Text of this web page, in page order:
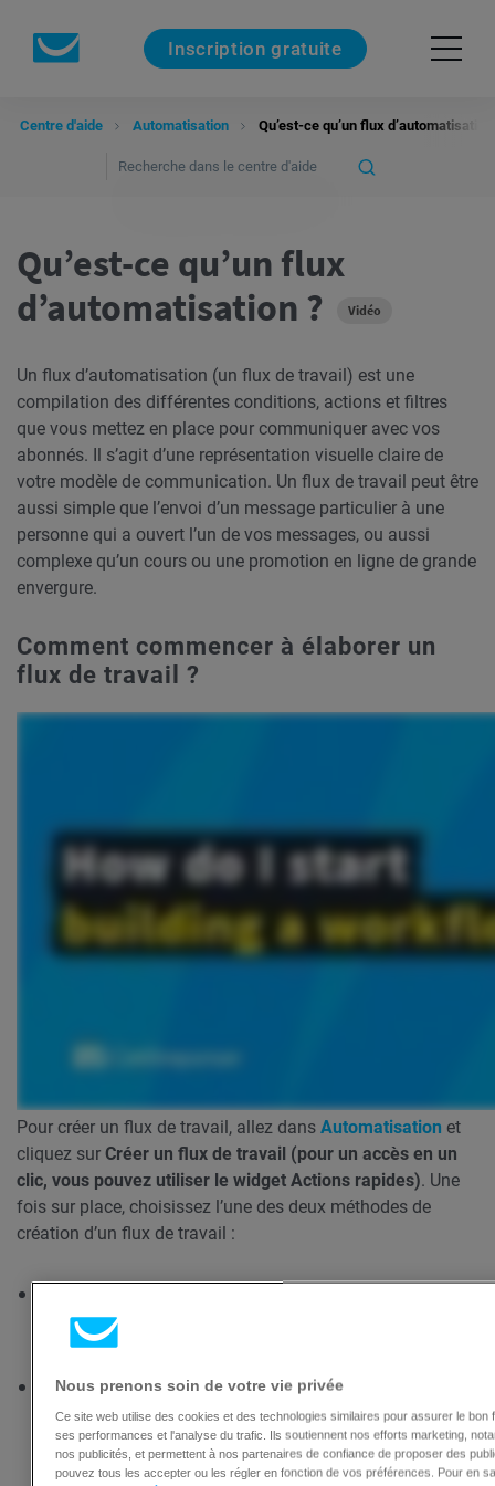
Inscription gratuite
Centre d'aide Automatisation Qu’est-ce qu’un flux d’automatisation
Qu’est-ce qu’un flux
d’automatisation ?
Vidéo
Un flux d’automatisation (un flux de travail) est une
compilation des différentes conditions, actions et filtres
que vous mettez en place pour communiquer avec vos
abonnés. Il s’agit d’une représentation visuelle claire de
votre modèle de communication. Un flux de travail peut être
aussi simple que l’envoi d’un message particulier à une
personne qui a ouvert l’un de vos messages, ou aussi
complexe qu’un cours ou une promotion en ligne de grande
envergure.
Comment commencer à élaborer un
flux de travail ?
Pour créer un flux de travail, allez dans Automatisation et
cliquez sur Créer un flux de travail (pour un accès en un
clic, vous pouvez utiliser le widget Actions rapides). Une
fois sur place, choisissez l’une des deux méthodes de
création d’un flux de travail :
combinaison de conditions, d’actions et de
filtres.
à l’aide d’un modèle pré-défini. Les conditions,
les actions et les filtres ont été présélectionnés
et certains éléments ont été préconfigurés.
Nous prenons soin de votre vie privée
Ce site web utilise des cookies et des technologies similaires pour assurer le bon
ses performances et l'analyse du trafic. Ils soutiennent nos efforts marketing,
nos publicités, et permettent à nos partenaires de confiance de proposer des
pouvez tous les accepter ou les régler en fonction de vos préférences. Pour en